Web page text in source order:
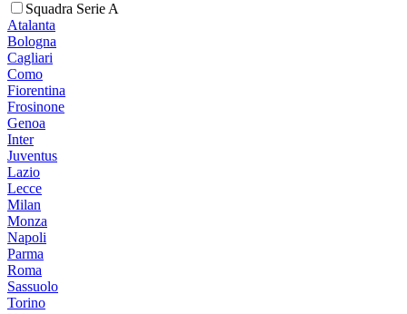
Squadra Serie A
Atalanta
Bologna
Cagliari
Como
Fiorentina
Frosinone
Genoa
Inter
Juventus
Lazio
Lecce
Milan
Monza
Napoli
Parma
Roma
Sassuolo
Torino